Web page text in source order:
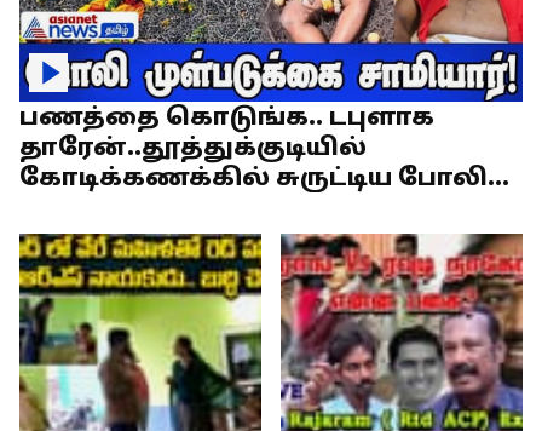
பணத்தை கொடுங்க.. டபுளாக
தாரேன்..தூத்துக்குடியில்
கோடிக்கணக்கில் சுருட்டிய போலி